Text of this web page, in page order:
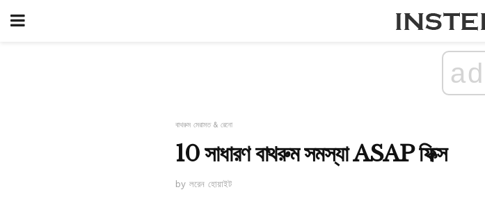
ad
বাথরুম মেরামত & রেনো
10 সাধারণ বাথরুম সমস্যা ASAP ফিক্স
by লরেন হোয়াইট